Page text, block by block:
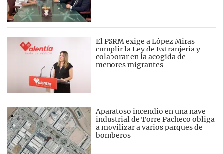
El PSRM exige a López Miras
cumplir la Ley de Extranjería y
colaborar en la acogida de
menores migrantes
Aparatoso incendio en una nave
industrial de Torre Pacheco obliga
a movilizar a varios parques de
bomberos